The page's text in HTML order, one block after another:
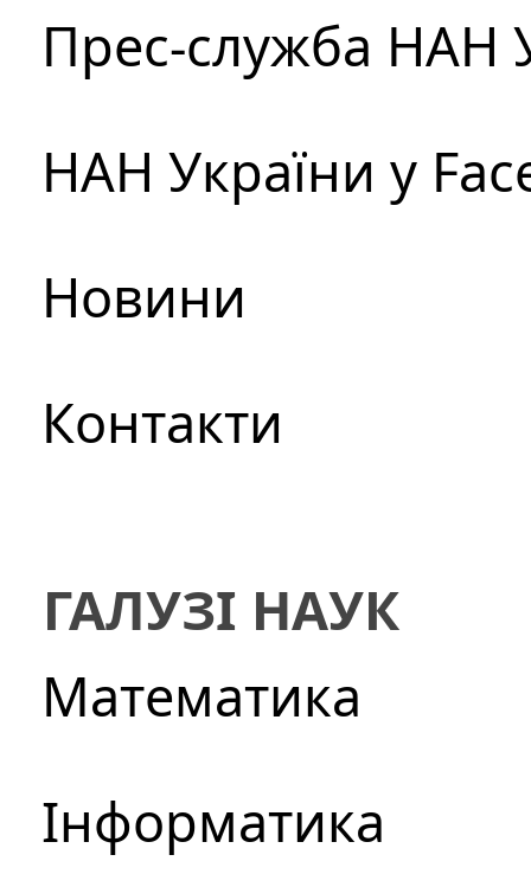
Прес-служба НАН
НАН України у
Новини
Контакти
ГАЛУЗІ НАУК
Математика
Інформатика